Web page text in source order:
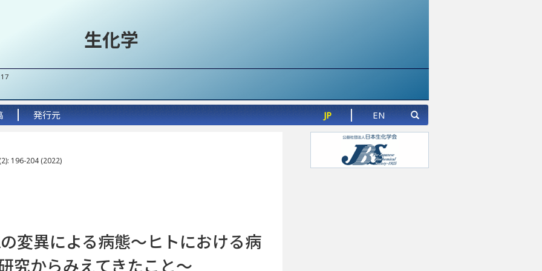
生化学
発行元 JP EN
196-204 (2022)
変異による病態～ヒトにおける病
究からみえてきたこと～